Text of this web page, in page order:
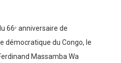
66ᵉ anniversaire de
démocratique du Congo, le
Massamba Wa